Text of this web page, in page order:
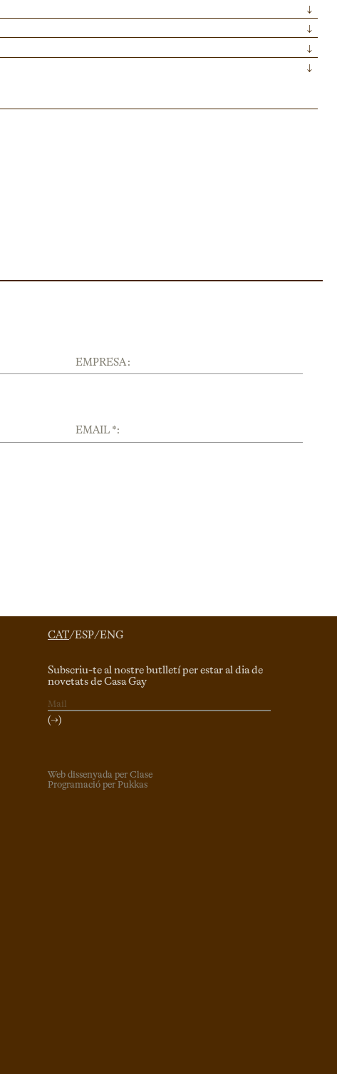
↓
↓
↓
↓
EMPRESA :
EMAIL *:
CAT/ESP/ENG
Subscriu-te al nostre butlletí per estar al dia de
novetats de Casa Gay
(→)
Web dissenyada per Clase
Programació per Pukkas